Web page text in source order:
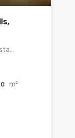
m²